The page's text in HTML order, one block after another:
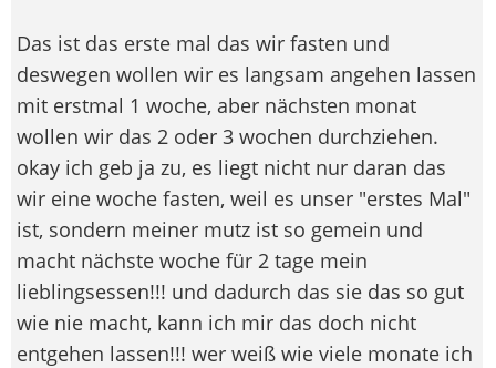
Das ist das erste mal das wir fasten und
deswegen wollen wir es langsam angehen lassen
mit erstmal 1 woche, aber nächsten monat
wollen wir das 2 oder 3 wochen durchziehen.
okay ich geb ja zu, es liegt nicht nur daran das
wir eine woche fasten, weil es unser "erstes Mal"
ist, sondern meiner mutz ist so gemein und
macht nächste woche für 2 tage mein
lieblingsessen!!! und dadurch das sie das so gut
wie nie macht, kann ich mir das doch nicht
entgehen lassen!!! wer weiß wie viele monate ich